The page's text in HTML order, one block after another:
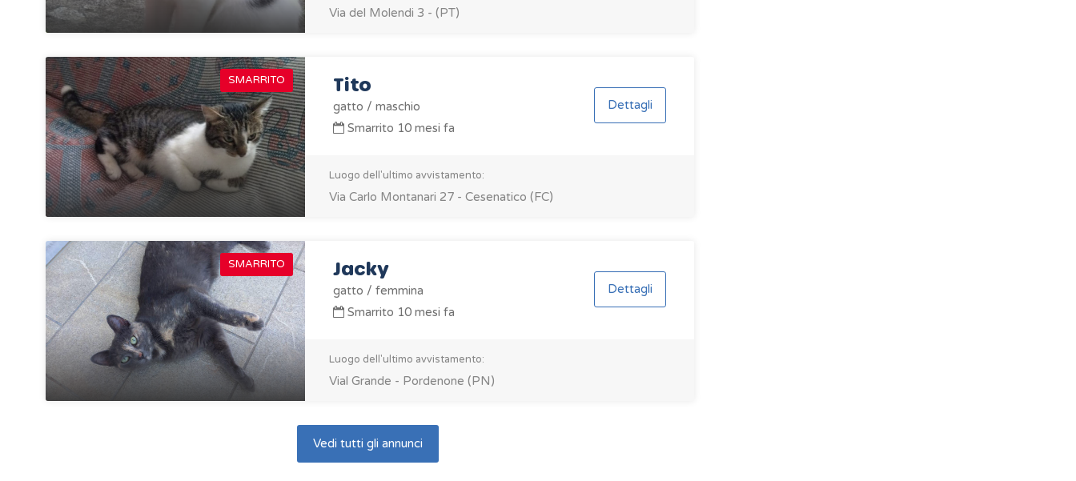
Via del Molendi 3 - (PT)
SMARRITO Tito
gatto / maschio
Smarrito 10 mesi fa
Dettagli
Luogo dell'ultimo avvistamento:
Via Carlo Montanari 27 - Cesenatico (FC)
SMARRITO Jacky
gatto / femmina
Smarrito 10 mesi fa
Dettagli
Luogo dell'ultimo avvistamento:
Vial Grande - Pordenone (PN)
Vedi tutti gli annunci